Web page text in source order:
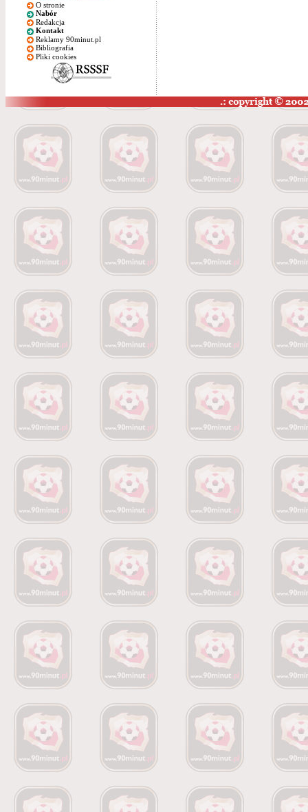
O stronie
Nabór
Redakcja
Kontakt
Reklamy 90minut.pl
Bibliografia
Pliki cookies